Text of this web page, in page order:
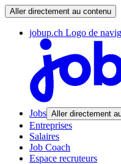
Aller directement au contenu
jobup.ch Logo de
Jobs Aller directement
Entreprises
Salaires
Job Coach
Espace recruteurs